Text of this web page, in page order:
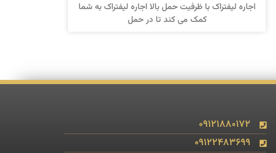
اجاره لیفتراک با ظرفیت حمل بالا اجاره لیفتراک به شما
کمک می کند تا در حمل
09121880172
09122483699